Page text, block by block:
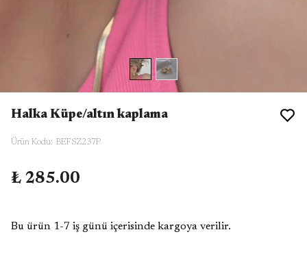
Halka Küpe/altın kaplama
Ürün Kodu: BEFSZ237P
₺ 285.00
Bu ürün 1-7 iş günü içerisinde kargoya verilir.